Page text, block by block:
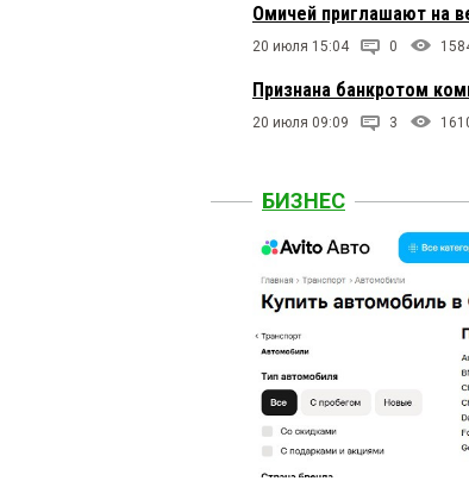
Омичей приглашают на
20 июля 15:04 0
Признана банкротом
20 июля 09:09 3
БИЗНЕС